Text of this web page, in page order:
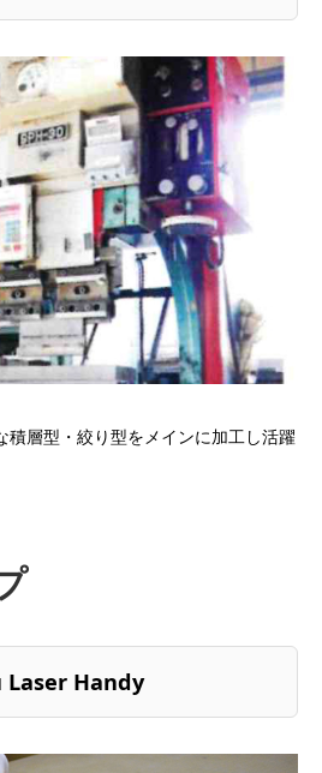
積層型・絞り型をメインに加工し活躍
Laser Handy